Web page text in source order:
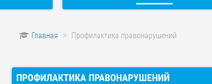
Главная Профилактика правонарушений
ПРОФИЛАКТИКА ПРАВОНАРУШЕНИЙ